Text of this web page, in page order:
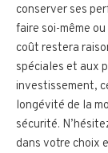
conserver ses
faire soi-même
coût restera
spéciales et aux
investissement,
longévité de la
sécurité.
dans votre choix